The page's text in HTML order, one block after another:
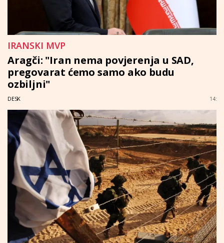
IRANSKI MVP
Aragči: "Iran nema povjerenja u SAD,
pregovarat ćemo samo ako budu
ozbiljni"
DESK 14: